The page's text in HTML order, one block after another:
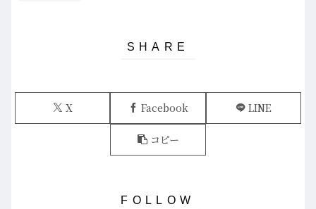
X Facebook LINE
コピー